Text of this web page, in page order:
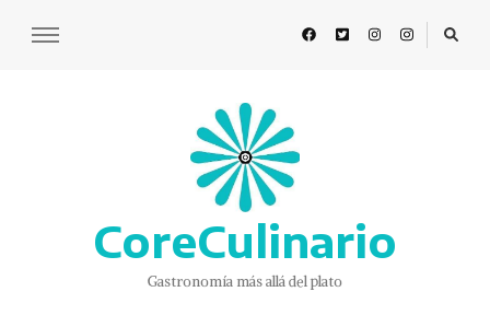
CoreCulinario
Gastronomía más allá del plato